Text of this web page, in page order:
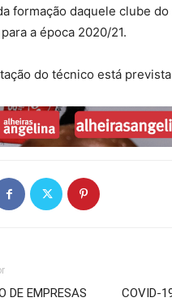
formação daquele clube
a época 2020/21.
do técnico está
DE EMPRESAS
COVID-